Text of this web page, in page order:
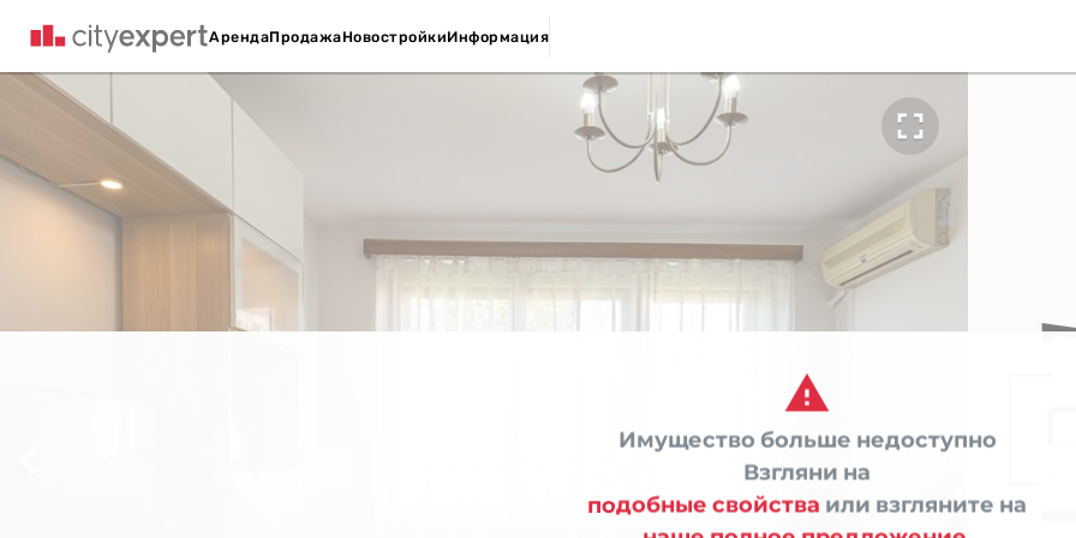
АрендаПродажаНовостройкиИнформация



Имущество больше недоступно
Взгляни на
подобные свойства или взгляните на